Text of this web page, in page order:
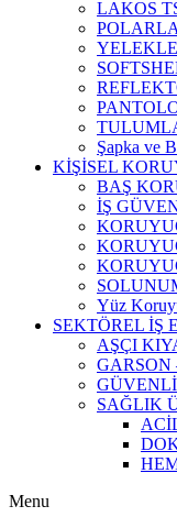
LAKOS
Şapka ve
KİŞİSEL
BAŞ
İŞ
Yüz
SEKTÖREL İŞ
AŞÇI
SAĞLIK
Menu